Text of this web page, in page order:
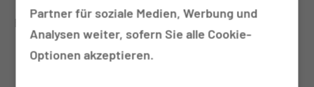
Bitte beachten Sie folgende Hinweise:
Nutzen Sie diesen Service nur, wenn Sie von
Partner für soziale Medien, Werbung und
Analysen weiter, sofern Sie alle Cookie-
Optionen akzeptieren.